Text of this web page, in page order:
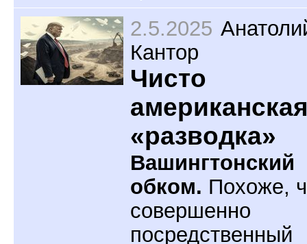
2.5.2025
Кантор
Чисто
«разводка»
Вашингтонский
обком. Похоже,
совершенно
посредственный